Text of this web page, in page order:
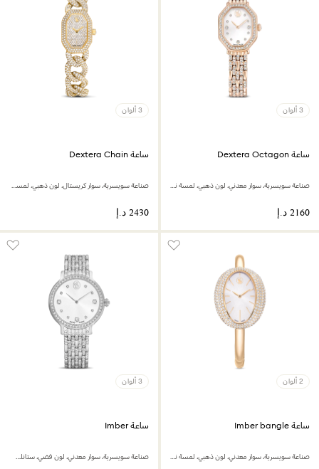
3 ألوان
ساعة Dextera Octagon
صناعة سويسرية، سوار معدني، لون ذهبي، لمسة نهائية بلون ذهبي وردي
3 ألوان
ساعة Dextera Chain
صناعة سويسرية، سوار كريستال، لون ذهبي، لمسة نهائية بلون ذهبي
2 ألوان
ساعة Imber bangle
صناعة سويسرية، سوار معدني، لون ذهبي، لمسة نهائية بلون ذهبي شامبين
3 ألوان
ساعة Imber
صناعة سويسرية، سوار معدني، لون فضي، ستانلس ستيل